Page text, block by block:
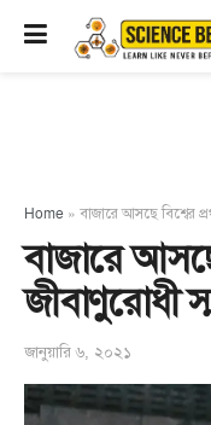
Home » বাজারে আসছে বিশ্বের
বাজারে
জীবাণুরোধী
জানুয়ারি ৬, ২০২১